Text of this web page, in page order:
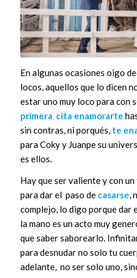
En algunas ocasiones oigo
locos, aquellos que lo dicen
estar uno muy loco para con
primera cita enamorarte
sin contras, ni porqués, te
para Coky y Juanpe su
es ellos.
Hay que ser valiente y con
para dar el paso de casarse,
complejo, lo digo porque dar
la mano es un acto muy
que saber saborearlo.
para desnudar no solo tu
adelante, no ser solo uno,